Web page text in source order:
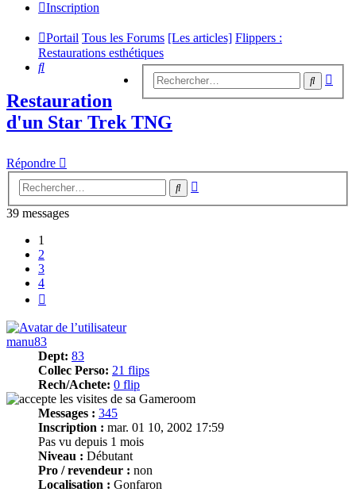
Inscription
Portail Tous les Forums [Les articles] Flippers :
Restaurations esthétiques
Rechercher
Restauration
d'un Star Trek TNG
Répondre
Rechercher
39 messages
1
2
3
4
manu83
Dept: 83
Collec Perso: 21 flips
Rech/Achete: 0 flip
Messages : 345
Inscription : mar. 01 10, 2002 17:59
Pas vu depuis 1 mois
Niveau : Débutant
Pro / revendeur : non
Localisation : Gonfaron